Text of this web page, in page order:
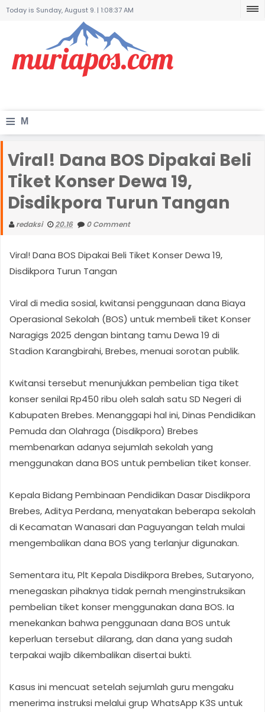
Today is Sunday, August 9. | 1:08:37 AM
≡ M
n
u
Viral! Dana BOS Dipakai Beli
Tiket Konser Dewa 19,
Disdikpora Turun Tangan
redaksi 20.16 0 Comment
Viral! Dana BOS Dipakai Beli Tiket Konser Dewa 19,
Disdikpora Turun Tangan
Viral di media sosial, kwitansi penggunaan dana Biaya
Operasional Sekolah (BOS) untuk membeli tiket Konser
Naragigs 2025 dengan bintang tamu Dewa 19 di
Stadion Karangbirahi, Brebes, menuai sorotan publik.
Kwitansi tersebut menunjukkan pembelian tiga tiket
konser senilai Rp450 ribu oleh salah satu SD Negeri di
Kabupaten Brebes. Menanggapi hal ini, Dinas Pendidikan
Pemuda dan Olahraga (Disdikpora) Brebes
membenarkan adanya sejumlah sekolah yang
menggunakan dana BOS untuk pembelian tiket konser.
Kepala Bidang Pembinaan Pendidikan Dasar Disdikpora
Brebes, Aditya Perdana, menyatakan beberapa sekolah
di Kecamatan Wanasari dan Paguyangan telah mulai
mengembalikan dana BOS yang terlanjur digunakan.
Sementara itu, Plt Kepala Disdikpora Brebes, Sutaryono,
menegaskan pihaknya tidak pernah menginstruksikan
pembelian tiket konser menggunakan dana BOS. Ia
menekankan bahwa penggunaan dana BOS untuk
keperluan tersebut dilarang, dan dana yang sudah
terpakai wajib dikembalikan disertai bukti.
Kasus ini mencuat setelah sejumlah guru mengaku
menerima instruksi melalui grup WhatsApp K3S untuk